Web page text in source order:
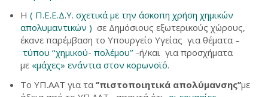
Η ( Π.Ε.Ε.Δ.Υ. σχετικά με την άσκοπη χρήση χημικών
απολυμαντικών ) σε Δημόσιους εξωτερικούς χώρους,
έκανε παρέμβαση το Υπουργείο Υγείας για θέματα –
τύπου ‘‘χημικού- πολέμου’’ -ή/και για προσχήματα
με «μάχες» ενάντια στον κορωνοϊό.
Το ΥΠ.ΑΑΤ για τα ‘’πιστοποιητικά απολύμανσης’’με